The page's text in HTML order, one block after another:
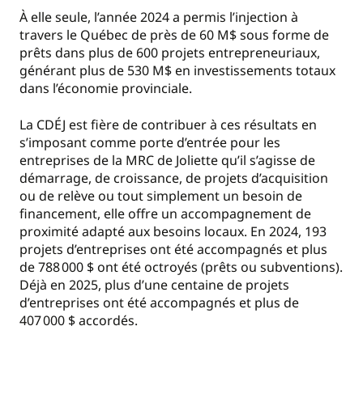
À elle seule, l’année 2024 a permis l’injection à
travers le Québec de près de 60 M$ sous forme de
prêts dans plus de 600 projets entrepreneuriaux,
générant plus de 530 M$ en investissements totaux
dans l’économie provinciale.
La CDÉJ est fière de contribuer à ces résultats en
s’imposant comme porte d’entrée pour les
entreprises de la MRC de Joliette qu’il s’agisse de
démarrage, de croissance, de projets d’acquisition
ou de relève ou tout simplement un besoin de
financement, elle offre un accompagnement de
proximité adapté aux besoins locaux. En 2024, 193
projets d’entreprises ont été accompagnés et plus
de 788 000 $ ont été octroyés (prêts ou subventions).
Déjà en 2025, plus d’une centaine de projets
d’entreprises ont été accompagnés et plus de
407 000 $ accordés.